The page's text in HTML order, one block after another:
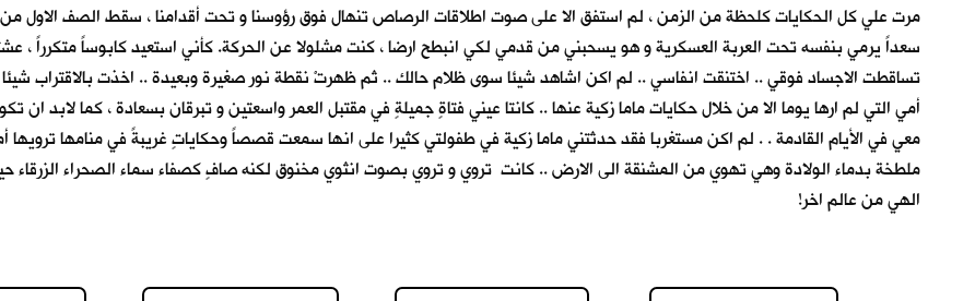
مرت علي كل الحكايات كلحظة من الزمن ، لم استفق الا على صوت اطلاقات الرصاص تنهال فوق رؤوسنا و تحت أقدامنا ، سقط الصف الاول
سعداً يرمي بنفسه تحت العربة العسكرية و هو يسحبني من قدمي لكي انبطح ارضا ، كنت مشلولا عن الحركة. كأني استعيد كابوساً متكرراً ،
تساقطت الاجساد فوقي .. اختنقت انفاسي .. لم اكن اشاهد شيئا سوى ظلام حالك .. ثم ظهرتْ نقطة نور صغيرة وبعيدة .. اخذت بالاقتراب شيئا
أمي التي لم ارها يوما الا من خلال حكايات ماما زكية عنها .. كانتا عيني فتاةٍ جميلةٍ في مقتبل العمر واسعتين و تبرقان بسعادة ، كما
معي في الأيام القادمة . . لم اكن مستغربا فقد حدثتني ماما زكية في طفولتي كثيرا على انها سمعت قصصاً وحكاياتٍ غريبةً في منامها ترويها
ملطخة بدماء الولادة وهي تهوي من المشنقة الى الارض .. كانت تروي و تروي بصوت انثوي مخنوق لكنه صافٍ كصفاء سماء الصحراء الزرقاء
الهي من عالم اخر!